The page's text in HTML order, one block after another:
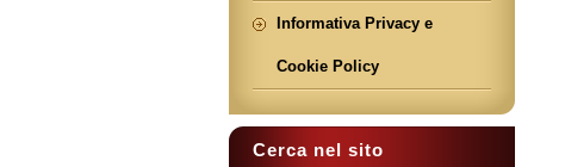
Informativa Privacy e
Cookie Policy
Cerca nel sito